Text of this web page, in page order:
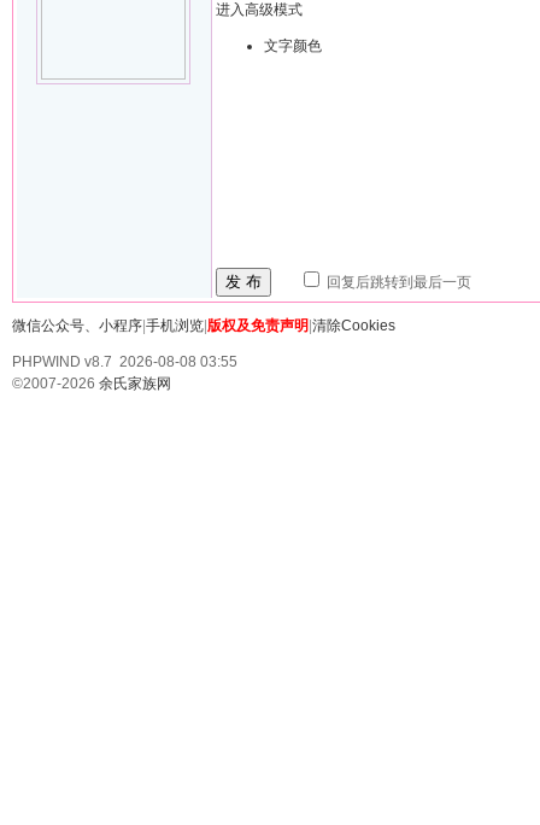
进入高级模式
文字颜色
发 布 回复后跳转到最后一页
微信公众号、小程序 手机浏览 版权及免责声明 清除Cookies
PHPWIND v8.7 2026-08-08 03:55
©2007-2026 余氏家族网